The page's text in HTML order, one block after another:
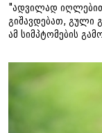
"ადვილად
გიშავდებათ, გული
ამ სიმპტომების